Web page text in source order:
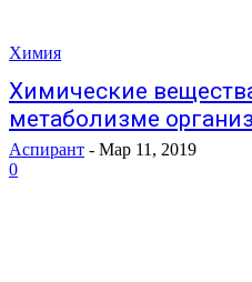
Химия
Химические
метаболизме
Аспирант - Мар 11, 2019
0